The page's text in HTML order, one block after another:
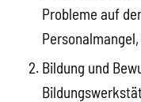
Probleme auf
Bildung und